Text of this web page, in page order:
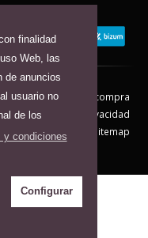
finalidad
Web, las
de anuncios
usuario no
de los
y condiciones
Configurar
Condiciones de compra
Política de Privacidad
de Cookies
Sitemap